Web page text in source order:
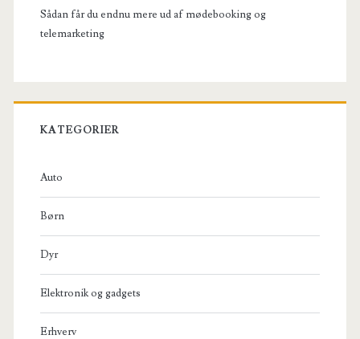
Sådan får du endnu mere ud af mødebooking og
telemarketing
KATEGORIER
Auto
Børn
Dyr
Elektronik og gadgets
Erhverv